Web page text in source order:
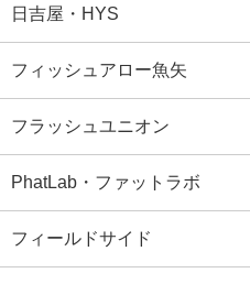
日吉屋・HYS
フィッシュアロー魚矢
フラッシュユニオン
PhatLab・ファットラボ
フィールドサイド